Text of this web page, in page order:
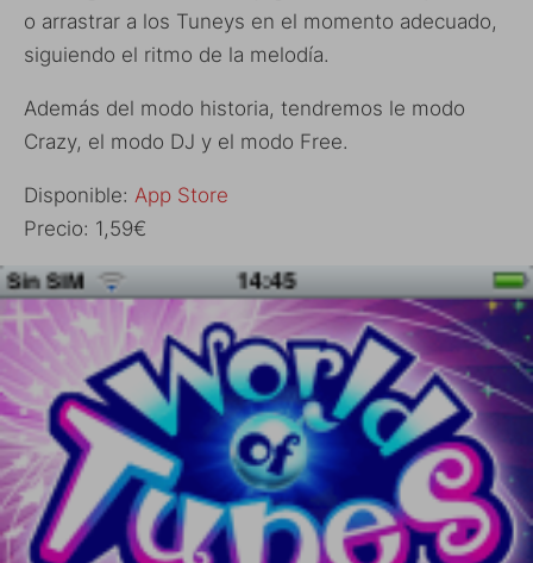
o arrastrar a los Tuneys en el momento adecuado,
siguiendo el ritmo de la melodía.
Además del modo historia, tendremos le modo
Crazy, el modo DJ y el modo Free.
Disponible: App Store
Precio: 1,59€